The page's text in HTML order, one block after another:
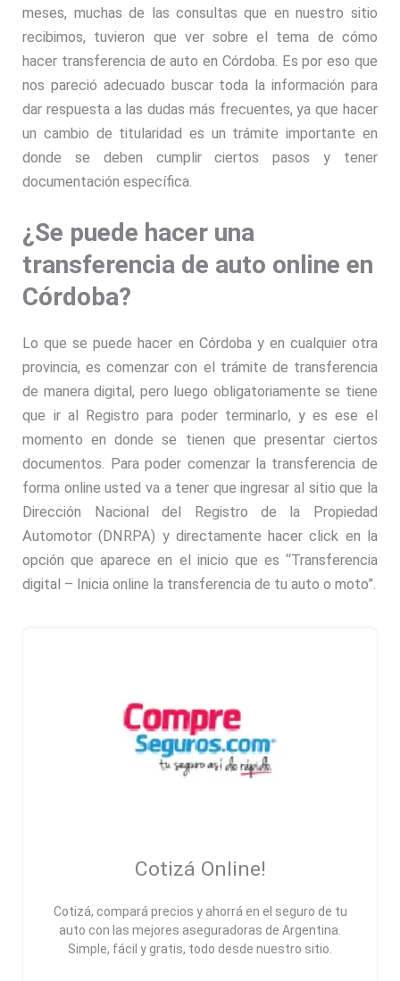
meses, muchas de las consultas que en nuestro sitio
recibimos, tuvieron que ver sobre el tema de cómo
hacer transferencia de auto en Córdoba. Es por eso que
nos pareció adecuado buscar toda la información para
dar respuesta a las dudas más frecuentes, ya que hacer
un cambio de titularidad es un trámite importante en
donde se deben cumplir ciertos pasos y tener
documentación específica.
¿Se puede hacer una
transferencia de auto online en
Córdoba?
Lo que se puede hacer en Córdoba y en cualquier otra
provincia, es comenzar con el trámite de transferencia
de manera digital, pero luego obligatoriamente se tiene
que ir al Registro para poder terminarlo, y es ese el
momento en donde se tienen que presentar ciertos
documentos. Para poder comenzar la transferencia de
forma online usted va a tener que ingresar al sitio que la
Dirección Nacional del Registro de la Propiedad
Automotor (DNRPA) y directamente hacer click en la
opción que aparece en el inicio que es “Transferencia
digital – Inicia online la transferencia de tu auto o moto”.
Cotizá Online!
Cotizá, compará precios y ahorrá en el seguro de tu
auto con las mejores aseguradoras de Argentina.
Simple, fácil y gratis, todo desde nuestro sitio.